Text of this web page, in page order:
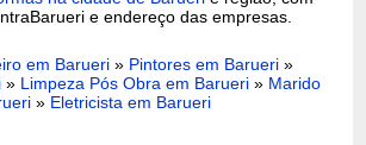
e endereço das empresas.
em Barueri » Pintores em Barueri »
» Limpeza Pós Obra em Barueri » Marido
» Eletricista em Barueri